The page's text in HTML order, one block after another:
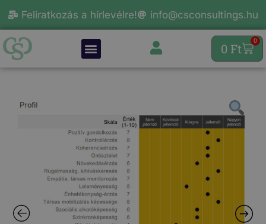
Feliratkozás a hírlevélre! info@csconsultings.hu
0 Ft
0